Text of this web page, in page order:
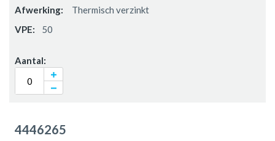
Thermisch verzinkt
50
4446265